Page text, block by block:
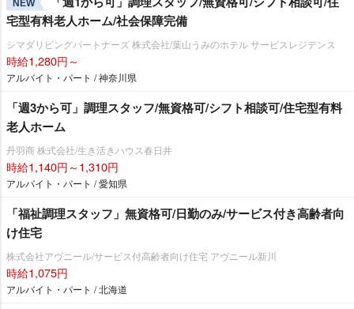
NEW
宅型有料老人ホーム/社会保障完備
シマダリビングパートナーズ 株式会社/葉山うみのホテル サービスレジデンス
時給1,280円～
アルバイト・パート / 神奈川県
「週3から可」調理スタッフ/無資格可/シフト相談可/住宅型有料
老人ホーム
丹羽商 株式会社/生き活きハウス春日井
時給1,140円～1,310円
アルバイト・パート / 愛知県
「福祉調理スタッフ」無資格可/日勤のみ/サービス付き高齢者向
け住宅
株式会社アヴニール/サービス付高齢者向け住宅 アヴニール新川
時給1,075円
アルバイト・パート / 北海道